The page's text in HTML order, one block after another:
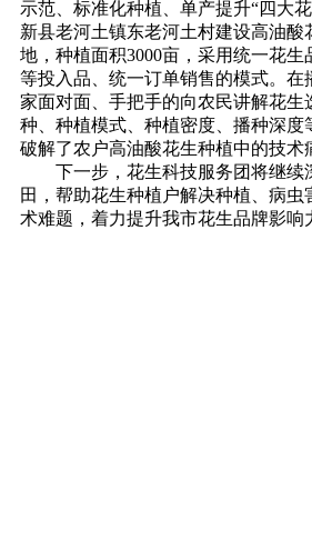
示范、标准化种植、单产提升“四大
新县老河土镇东老河土村建设高油酸
地，种植面积3000亩，采用统一花
等投入品、统一订单销售的模式。在
家面对面、手把手的向农民讲解花生
种、种植模式、种植密度、播种深度
破解了农户高油酸花生种植中的技术
下一步，花生科技服务团将继续
田，帮助花生种植户解决种植、病虫
术难题，着力提升我市花生品牌影响